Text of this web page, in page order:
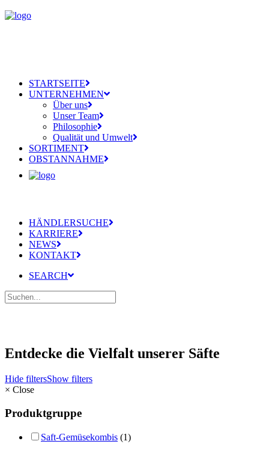
STARTSEITE
UNTERNEHMEN
Über uns
Unser Team
Philosophie
Qualität und Umwelt
SORTIMENT
OBSTANNAHME
HÄNDLERSUCHE
KARRIERE
NEWS
KONTAKT
SEARCH
Entdecke die Vielfalt unserer Säfte
Hide filtersShow filters
× Close
Produktgruppe
Saft-Gemüsekombis (1)